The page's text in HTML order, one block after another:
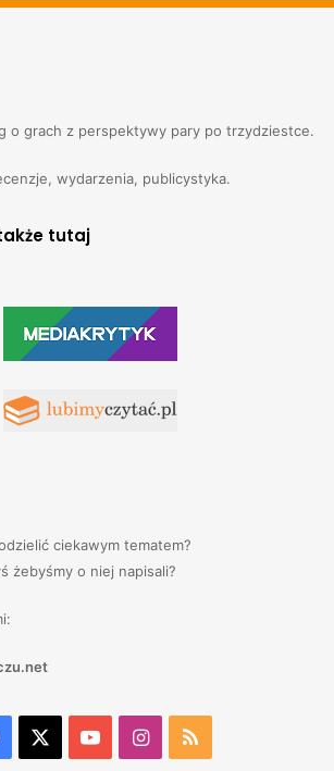
o grach z perspektywy pary po trzydziestce.
wydarzenia, publicystyka.
tutaj
ciekawym tematem?
żebyśmy o niej napisali?
Facebook YouTubeInstagram